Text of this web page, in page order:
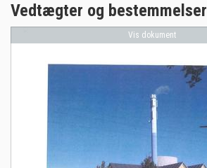
Vedtægter og bestemmelser
Vis dokument